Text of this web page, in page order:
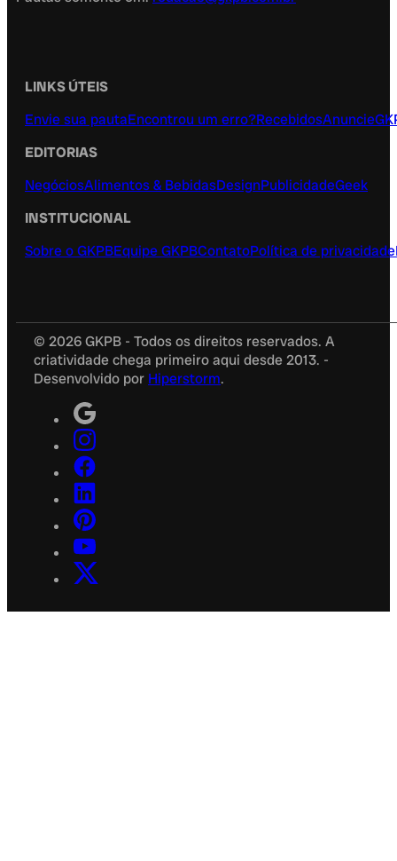
LINKS ÚTEIS
Envie sua pautaEncontrou um erro?RecebidosAnuncie
EDITORIAS
NegóciosAlimentos & BebidasDesignPublicidadeGeek
INSTITUCIONAL
Sobre o GKPBEquipe GKPBContatoPolítica de privacidade
© 2026 GKPB - Todos os direitos reservados. A
criatividade chega primeiro aqui desde 2013. -
Desenvolvido por Hiperstorm.